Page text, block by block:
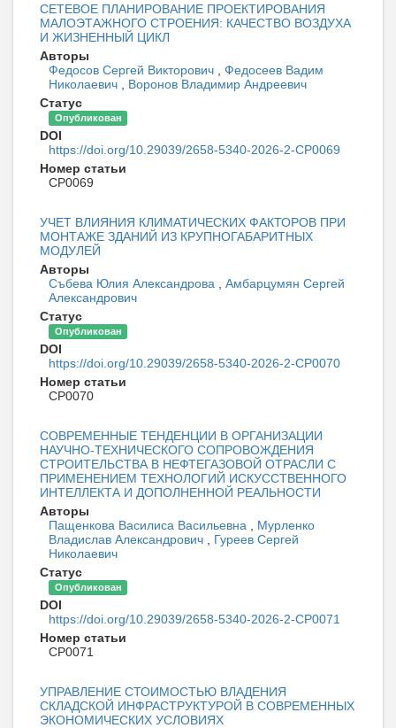
СЕТЕВОЕ ПЛАНИРОВАНИЕ ПРОЕКТИРОВАНИЯ
МАЛОЭТАЖНОГО СТРОЕНИЯ: КАЧЕСТВО ВОЗДУХА
И ЖИЗНЕННЫЙ ЦИКЛ
Авторы
Федосов Сергей Викторович
Федосеев Вадим
Николаевич
Воронов Владимир Андреевич
Статус
Опубликован
DOI
https://doi.org/10.29039/2658-5340-2026-2-СР0069
Номер статьи
CP0069
УЧЕТ ВЛИЯНИЯ КЛИМАТИЧЕСКИХ ФАКТОРОВ ПРИ
МОНТАЖЕ ЗДАНИЙ ИЗ КРУПНОГАБАРИТНЫХ
МОДУЛЕЙ
Авторы
Събева Юлия Александрова
Амбарцумян Сергей
Александрович
Статус
Опубликован
DOI
https://doi.org/10.29039/2658-5340-2026-2-CP0070
Номер статьи
CP0070
СОВРЕМЕННЫЕ ТЕНДЕНЦИИ В ОРГАНИЗАЦИИ
НАУЧНО-ТЕХНИЧЕСКОГО СОПРОВОЖДЕНИЯ
СТРОИТЕЛЬСТВА В НЕФТЕГАЗОВОЙ ОТРАСЛИ С
ПРИМЕНЕНИЕМ ТЕХНОЛОГИЙ ИСКУССТВЕННОГО
ИНТЕЛЛЕКТА И ДОПОЛНЕННОЙ РЕАЛЬНОСТИ
Авторы
Пащенкова Василиса Васильевна
Мурленко
Владислав Александрович
Гуреев Сергей
Николаевич
Статус
Опубликован
DOI
https://doi.org/10.29039/2658-5340-2026-2-CP0071
Номер статьи
CP0071
УПРАВЛЕНИЕ СТОИМОСТЬЮ ВЛАДЕНИЯ
СКЛАДСКОЙ ИНФРАСТРУКТУРОЙ В СОВРЕМЕННЫХ
ЭКОНОМИЧЕСКИХ УСЛОВИЯХ